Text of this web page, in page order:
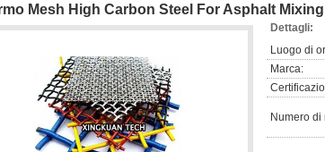
Mesh High Carbon Steel For Asphalt
Dettagli:
Luogo di
Marca:
Numero di